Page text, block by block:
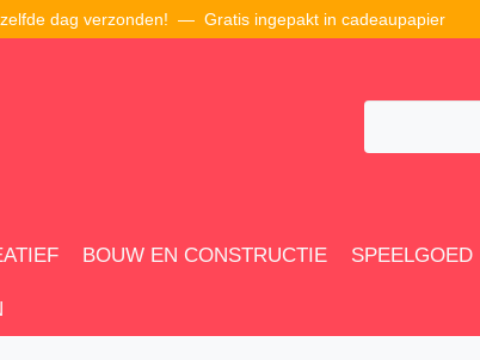
dag verzonden! — Gratis ingepakt in cadeaupapier
BOUW EN CONSTRUCTIE SPEELGOED